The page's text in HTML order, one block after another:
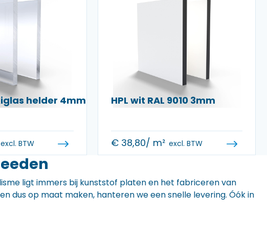
helder 4mm
excl. BTW
HPL wit RAL 9010 3mm
€ 38,80/ m² excl. BTW
ligt immers bij kunststof platen en het fabriceren van
dus op maat maken, hanteren we een snelle levering. Óók in